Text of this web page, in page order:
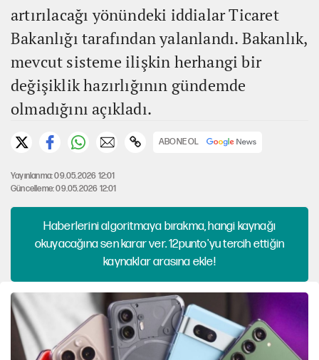
artırılacağı yönündeki iddialar Ticaret
Bakanlığı tarafından yalanlandı. Bakanlık,
mevcut sisteme ilişkin herhangi bir
değişiklik hazırlığının gündemde
olmadığını açıkladı.
ABONE OL
Yayınlanma: 09.05.2026 12:01
Güncelleme: 09.05.2026 12:01
Haberlerini algoritmaya bırakma, hangi kaynağı
okuyacağına sen karar ver. 12punto'yu tercih ettiğin
kaynaklar arasına ekle!